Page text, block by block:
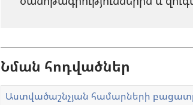
Նման հոդվածներ
Աստվածաշնչյան համարների